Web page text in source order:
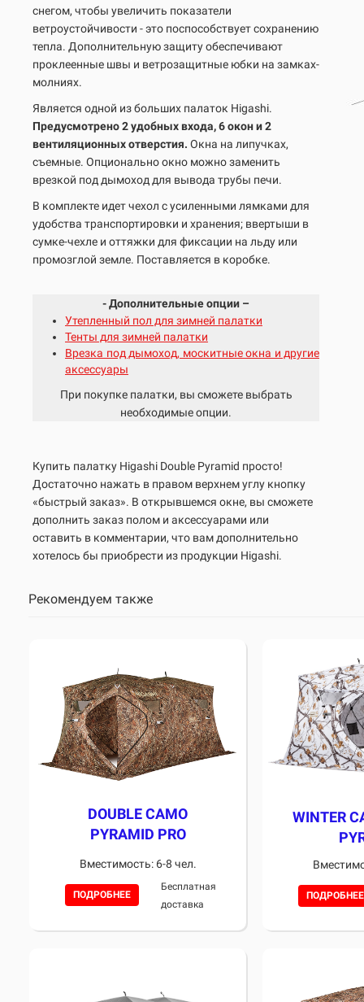
снегом, чтобы увеличить показатели
ветроустойчивости - это поспособствует сохранению
тепла. Дополнительную защиту обеспечивают
проклеенные швы и ветрозащитные юбки на замках-
молниях.
Является одной из больших палаток Higashi.
Предусмотрено 2 удобных входа, 6 окон и 2
вентиляционных отверстия. Окна на липучках,
съемные. Опционально окно можно заменить
врезкой под дымоход для вывода трубы печи.
В комплекте идет чехол с усиленными лямками для
удобства транспортировки и хранения; ввертыши в
сумке-чехле и оттяжки для фиксации на льду или
промозглой земле. Поставляется в коробке.
- Дополнительные опции –
Утепленный пол для зимней палатки
Тенты для зимней палатки
Врезка под дымоход, москитные окна и другие
аксессуары
При покупке палатки, вы сможете выбрать
необходимые опции.
Купить палатку Higashi Double Pyramid просто!
Достаточно нажать в правом верхнем углу кнопку
«быстрый заказ». В открывшемся окне, вы сможете
дополнить заказ полом и аксессуарами или
оставить в комментарии, что вам дополнительно
хотелось бы приобрести из продукции Higashi.
Рекомендуем также
DOUBLE CAMO
PYRAMID PRO
Вместимость: 6-8 чел.
ПОДРОБНЕЕ
Бесплатная
доставка
WINTER
ПОДРОБНЕЕ